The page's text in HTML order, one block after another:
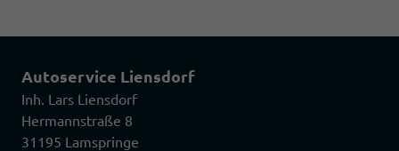
Autoservice Liensdorf
Inh. Lars Liensdorf
Hermannstraße 8
31195 Lamspringe